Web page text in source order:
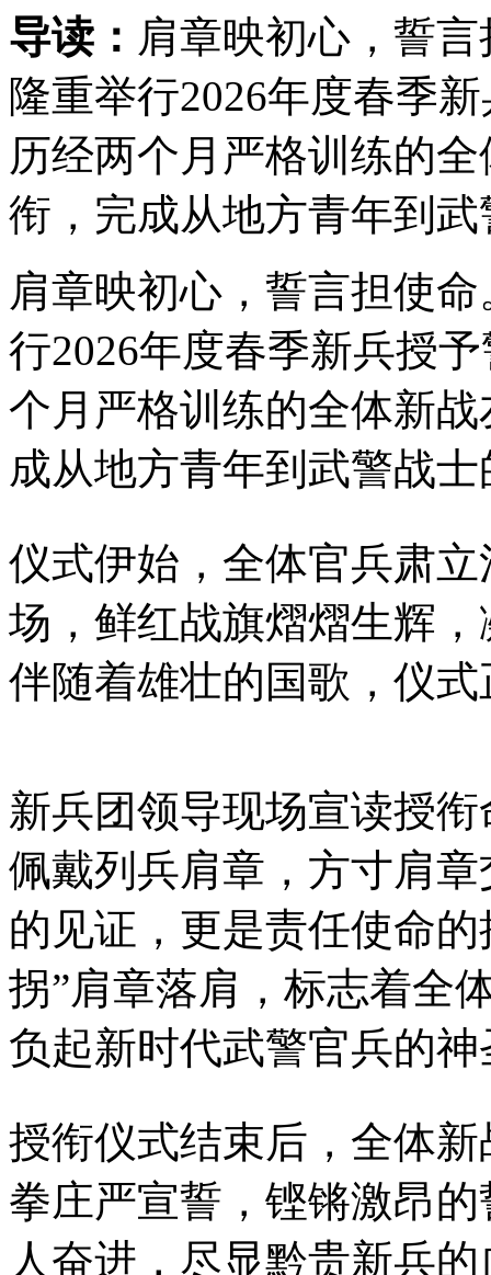
导读： 肩章映初心，誓
隆重举行2026年度春季
历经两个月严格训练的
衔，完成从地方青年到
肩章映初心，誓言担使
行2026年度春季新兵授
个月严格训练的全体新
成从地方青年到武警战
仪式伊始，全体官兵肃
场，鲜红战旗熠熠生辉
伴随着雄壮的国歌，仪
新兵团领导现场宣读授
佩戴列兵肩章，方寸肩
的见证，更是责任使命
拐”肩章落肩，标志着全
负起新时代武警官兵的
授衔仪式结束后，全体
拳庄严宣誓，铿锵激昂
人奋进，尽显黔贵新兵